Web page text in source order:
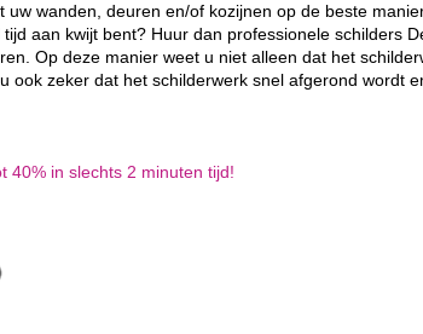
wanden, deuren en/of kozijnen op de beste
aan kwijt bent? Huur dan professionele schilders
Op deze manier weet u niet alleen dat het
ook zeker dat het schilderwerk snel afgerond wordt
40% in slechts 2 minuten tijd!